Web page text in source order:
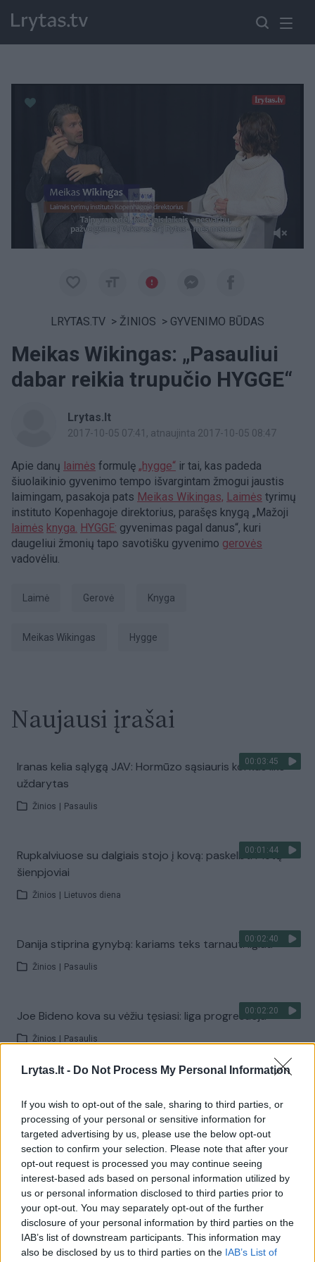
Lrytas.lt - Do Not Process My Personal Information
If you wish to opt-out of the sale, sharing to third parties, or
processing of your personal or sensitive information for
targeted advertising by us, please use the below opt-out
section to confirm your selection. Please note that after your
opt-out request is processed you may continue seeing
interest-based ads based on personal information utilized by
us or personal information disclosed to third parties prior to
your opt-out. You may separately opt-out of the further
disclosure of your personal information by third parties on the
IAB’s list of downstream participants. This information may
also be disclosed by us to third parties on the IAB’s List of
Paremkite Ukrainą
LRYTAS.TV > ŽINIOS > GYVENIMO BŪDAS
Meikas Wikingas: „Pasauliui
dabar reikia trupučio HYGGE“
Lrytas.lt
2017-10-05 07:41 , atnaujinta 2017-10-05 08:47
Apie danų laimės formulę „hygge“ ir tai, kas padeda
šiuolaikinio gyvenimo tempo išvargintam žmogui jaustis
laimingam, pasakoja pats Meikas Wikingas, Laimės tyrimų
instituto Kopenhagoje direktorius, parašęs knygą „Mažoji
laimės knyga. HYGGE: gyvenimas pagal danus“, kuri
daugeliui žmonių tapo savotišku gyvenimo gerovės
vadovėliu.
laimė gerovė Knyga
Meikas Wikingas Hygge
Naujausi įrašai
00:03:45
Iranas kelia sąlygą JAV: Hormūzo sąsiauris kol kas liks
uždarytas
Žinios Pasaulis
00:01:44
Rupkalviuose su dalgiais stojo į kovą: paskelbti Metų
šienpjoviai
Žinios Lietuvos diena
00:02:40
Danija stiprina gynybą: kariams teks tarnauti ilgiau
Žinios Pasaulis
00:02:20
Joe Bideno kova su vėžiu tęsiasi: liga progresuoja
Žinios Pasaulis
Žiūrimiausi įrašai
00:00:30
Vaizdai iš tragiškos avarijos Vilniaus r.: dviejų moterų ir
vaiko gyvybių išgelbėti nepavyko
Žinios Lietuvos diena